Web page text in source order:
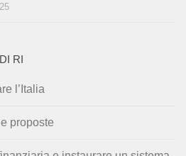
RI
l’Italia
proposte